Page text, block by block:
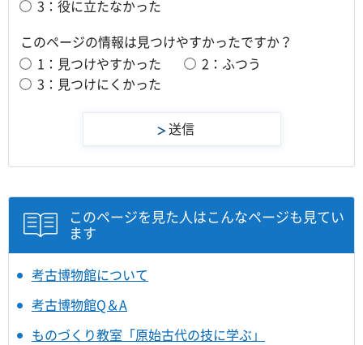
3：役に立たなかった
このページの情報は見つけやすかったですか？
1：見つけやすかった
2：ふつう
3：見つけにくかった
このページを見た人はこんなページも見てい
ます
考古博物館について
考古博物館Q＆A
ものづくり教室「原始古代の技に学ぶ」